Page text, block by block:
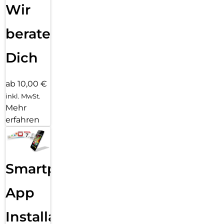
Wir
beraten
Dich
ab 10,00 €
inkl. MwSt.
Mehr
erfahren
Smartphone
App
Installation